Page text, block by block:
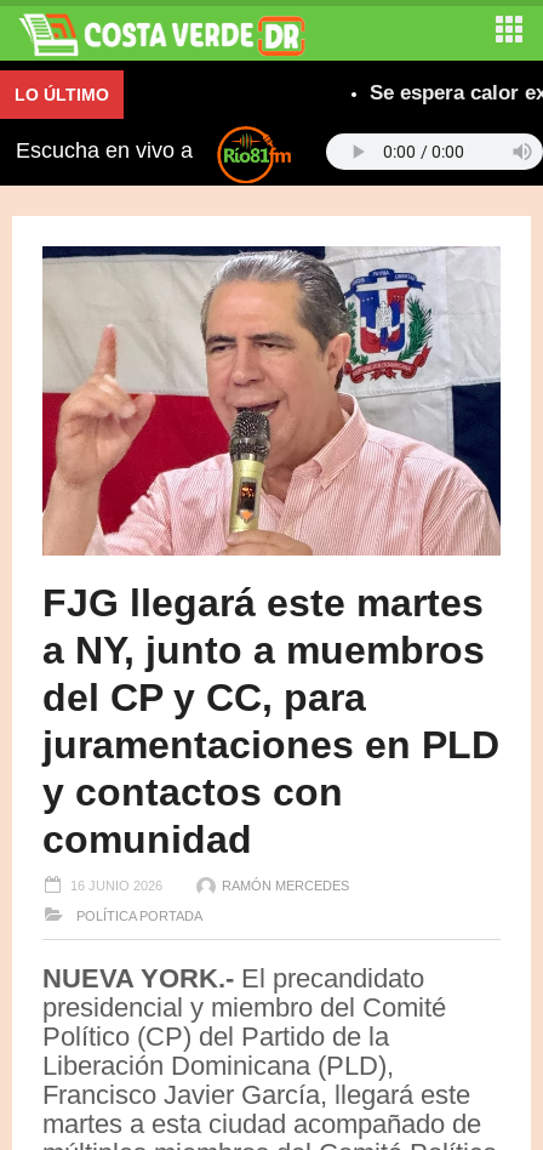
LO ÚLTIMO Se espera calor
Escucha en vivo a
FJG llegará este martes
a NY, junto a muembros
del CP y CC, para
juramentaciones en PLD
y contactos con
comunidad
16 JUNIO 2026 RAMÓN MERCEDES
POLÍTICA PORTADA
NUEVA YORK.- El precandidato
presidencial y miembro del Comité
Político (CP) del Partido de la
Liberación Dominicana (PLD),
Francisco Javier García, llegará este
martes a esta ciudad acompañado de